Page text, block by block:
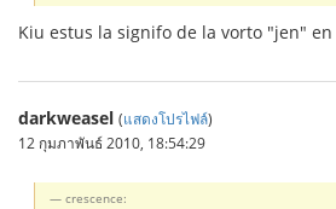
Kiu estus la signifo de la vorto "jen"
darkweasel (แสดงโปรไฟล์)
12 กุมภาพันธ์ 2010, 18:54:29
crescence: